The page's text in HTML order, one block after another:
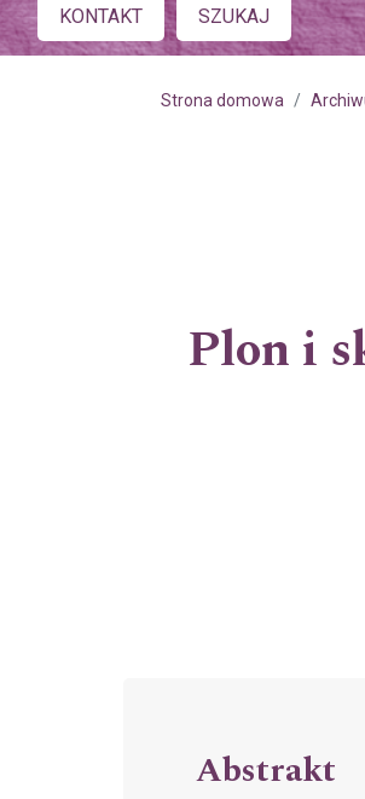
Main menu
KONTAKT SZUKAJ
Strona domowa
Plon i
Abstrakt